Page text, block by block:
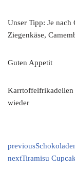
Unser Tipp: Je nach
Ziegenkäse,
Guten Appetit
Karrtoffelfrikadellen
wieder
previous
nextTiramisu